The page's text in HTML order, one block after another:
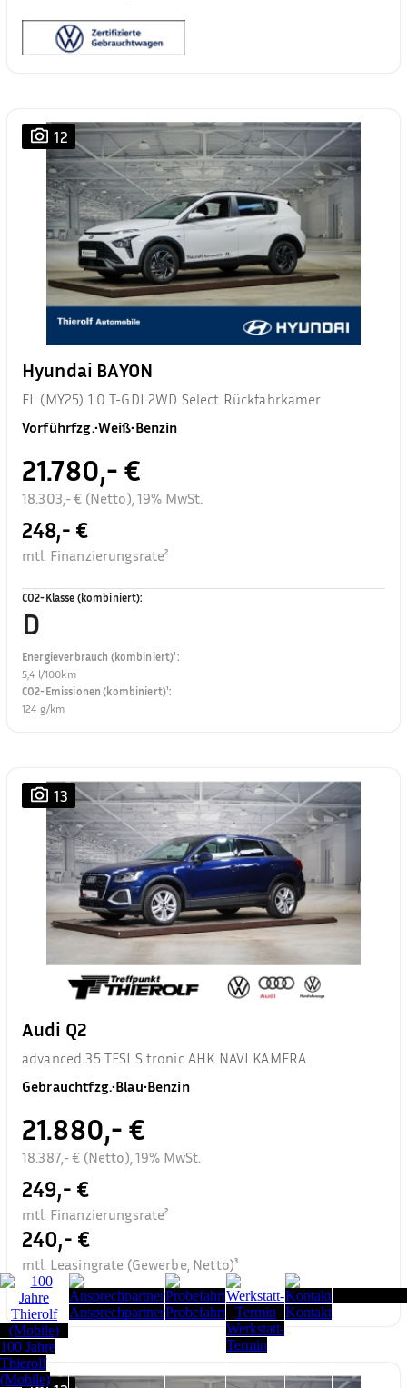
12
Hyundai BAYON
FL (MY25) 1.0 T-GDI 2WD Select Rückfahrkamer
Vorführfzg.•Weiß•Benzin
21.780,- €
18.303,- € (Netto), 19% MwSt.
248,- €
mtl. Finanzierungsrate²
CO2-Klasse (kombiniert):
D
Energieverbrauch (kombiniert)¹:
5,4 l/100km
CO2-Emissionen (kombiniert)¹:
124 g/km
13
Audi Q2
advanced 35 TFSI S tronic AHK NAVI KAMERA
Gebrauchtfzg.•Blau•Benzin
21.880,- €
18.387,- € (Netto), 19% MwSt.
249,- €
mtl. Finanzierungsrate²
240,- €
mtl. Leasingrate (Gewerbe, Netto)³
100 Jahre
Thierolf
(Mobile)
AnsprechpartnerProbefahrt
Werkstatt-
Termin
Kontakt